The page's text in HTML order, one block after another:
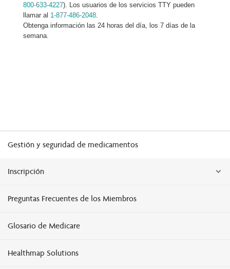
800-633-4227). Los usuarios de los servicios TTY pueden
llamar al 1-877-486-2048
Obtenga información las 24 horas del día, los 7 días de la
semana.
Gestión y seguridad de medicamentos
Inscripción
Preguntas Frecuentes de los Miembros
Glosario de Medicare
Healthmap Solutions